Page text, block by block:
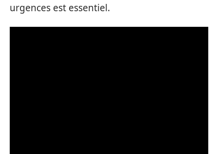
urgences est essentiel.